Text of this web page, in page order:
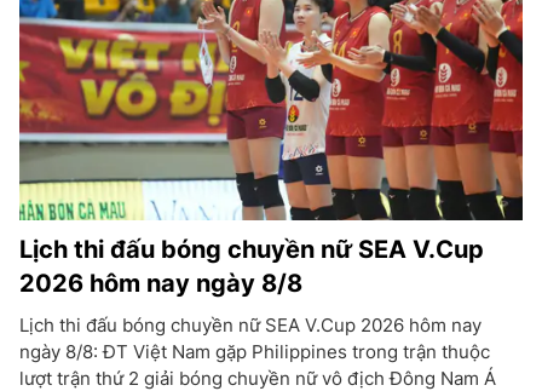
Lịch thi đấu bóng chuyền nữ SEA V.Cup
2026 hôm nay ngày 8/8
Lịch thi đấu bóng chuyền nữ SEA V.Cup 2026 hôm nay
ngày 8/8: ĐT Việt Nam gặp Philippines trong trận thuộc
lượt trận thứ 2 giải bóng chuyền nữ vô địch Đông Nam Á